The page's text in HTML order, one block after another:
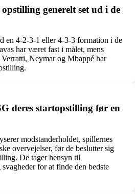
generelt set ud i de
en 4-2-3-1 eller 4-3-3 formation i de
har været fast i målet, mens
Neymar og Mbappé har
deres startopstilling før en
modstanderholdet, spillernes
overvejelser, før de beslutter sig
De tager hensyn til
for at finde den bedste